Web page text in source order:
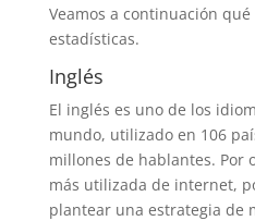
Veamos a continuación
estadísticas.
Inglés
El inglés es uno de los
mundo, utilizado en 106
millones de hablantes. Por
más utilizada de internet,
plantear una estrategia de